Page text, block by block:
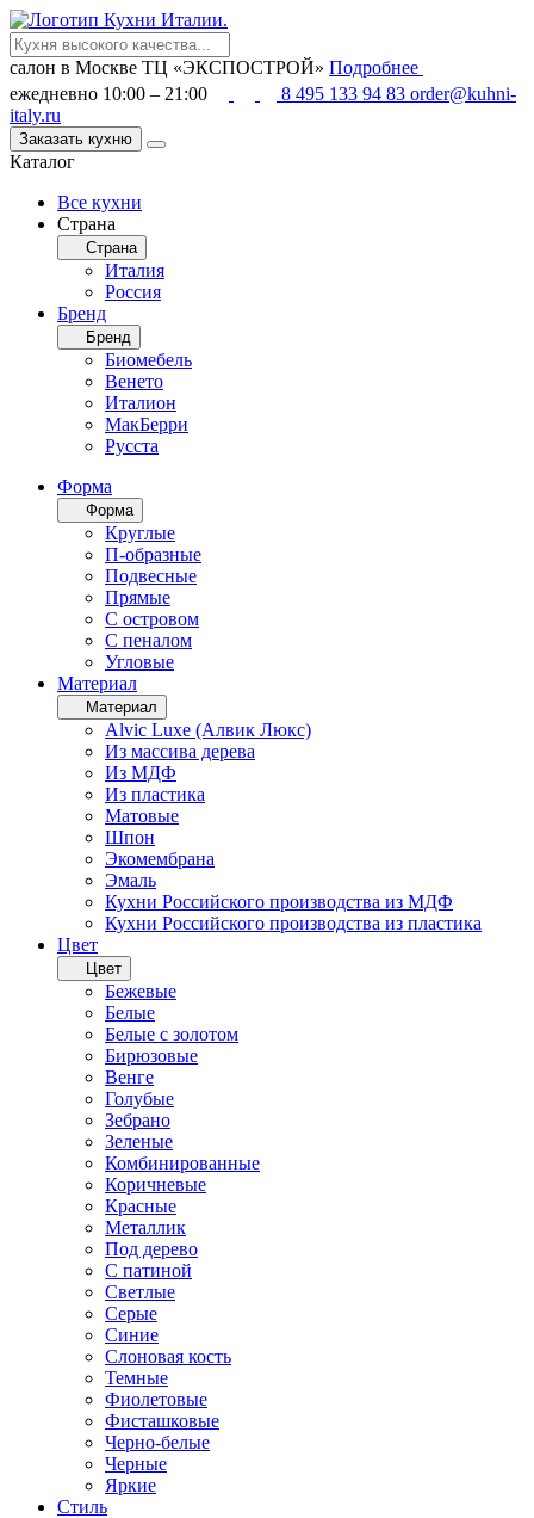
салон в Москве ТЦ «ЭКСПОСТРОЙ» Подробнее
ежедневно 10:00 – 21:00
8 495 133 94 83 order@kuhni-
italy.ru
Заказать кухню
Каталог
Все кухни
Страна
Страна
Италия
Россия
Бренд
Бренд
Биомебель
Венето
Италион
МакБерри
Русста
Форма
Форма
Круглые
П-образные
Подвесные
Прямые
С островом
С пеналом
Угловые
Материал
Материал
Alvic Luxe (Алвик Люкс)
Из массива дерева
Из МДФ
Из пластика
Матовые
Шпон
Экомембрана
Эмаль
Кухни Российского производства из МДФ
Кухни Российского производства из пластика
Цвет
Цвет
Бежевые
Белые
Белые с золотом
Бирюзовые
Венге
Голубые
Зебрано
Зеленые
Комбинированные
Коричневые
Красные
Металлик
Под дерево
С патиной
Светлые
Серые
Синие
Слоновая кость
Темные
Фиолетовые
Фисташковые
Черно-белые
Черные
Яркие
Стиль